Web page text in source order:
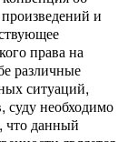
и
права на
различные
ситуаций,
суду необходимо
что данный